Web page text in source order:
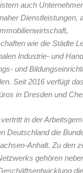
auch
Dienstleistungen,
wie die Städte
Industrie- und
und
Seit 2016 verfügt
in Dresden und
in der
Deutschland die
Anhalt. Zu den
gehören